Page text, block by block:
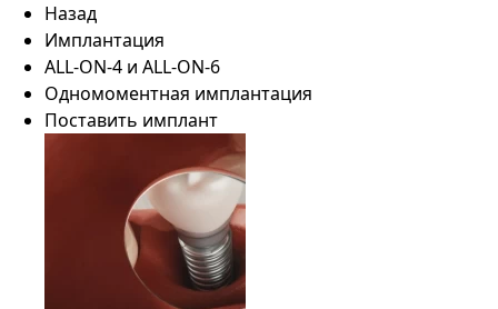
Назад
Имплантация
ALL-ON-4 и ALL-ON-6
Одномоментная имплантация
Поставить имплант